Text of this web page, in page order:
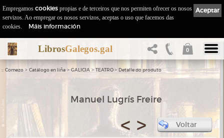
LibrosGalegos.gal 0
:: Comezo > Catálogo en liña > GALICIA> TEATRO > Detalle do produto
Manuel Lugrís Freire
< > Voltar
Aceptar
Empregamos cookies propias e de terceiros que nos permiten ofrecer os nosos
servizos. Ao empregar os nosos servizos, aceptas o uso que facemos das
cookies.
Máis información